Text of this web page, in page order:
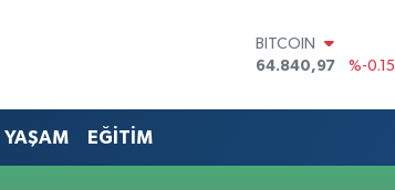
BITCOIN
64.840,97
%-0.15
47,7436
%0.18
YAŞAM EĞİTİM